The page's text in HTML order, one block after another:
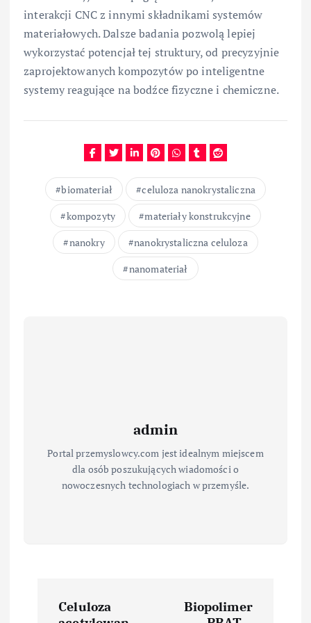
interakcji CNC z innymi składnikami systemów
materiałowych. Dalsze badania pozwolą lepiej
wykorzystać potencjał tej struktury, od precyzyjnie
zaprojektowanych kompozytów po inteligentne
systemy reagujące na bodźce fizyczne i chemiczne.
biomateriał
celuloza nanokrystaliczna
kompozyty
materiały konstrukcyjne
nanokry
nanokrystaliczna celuloza
nanomateriał
admin
Portal przemyslowcy.com jest idealnym miejscem
dla osób poszukujących wiadomości o
nowoczesnych technologiach w przemyśle.
Celuloza
Biopolimer